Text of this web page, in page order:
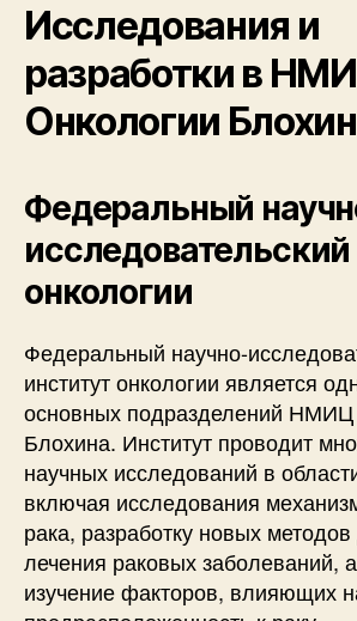
Исследования и
разработки в
Онкологии
Федеральный
исследовательский
онкологии
Федеральный научно-
институт онкологии является
основных подразделений НМИЦ
Блохина. Институт проводит
научных исследований в
включая исследования
рака, разработку новых методов
лечения раковых заболеваний,
изучение факторов, влияющих